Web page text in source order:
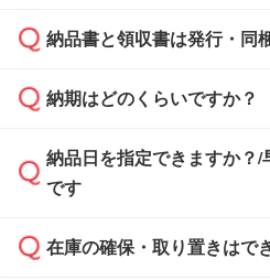
基本的には先入金をお願い
どの場合は、月末締め翌月
また、卒業・卒園記念品で
校や幼稚園・保育園であれ
納品書と領収書は発行・同
納品書・領収書は ご依頼
ず、通常はPDFデータを
ます。
たは注文フォームの『ご注
納期はどのくらいですか？
・印刷する場合(500個程
ご入金、イメージ画像の
納品日を指定できますか？
です
ご希望の納期がある場合は
在庫の確保・取り置きはで